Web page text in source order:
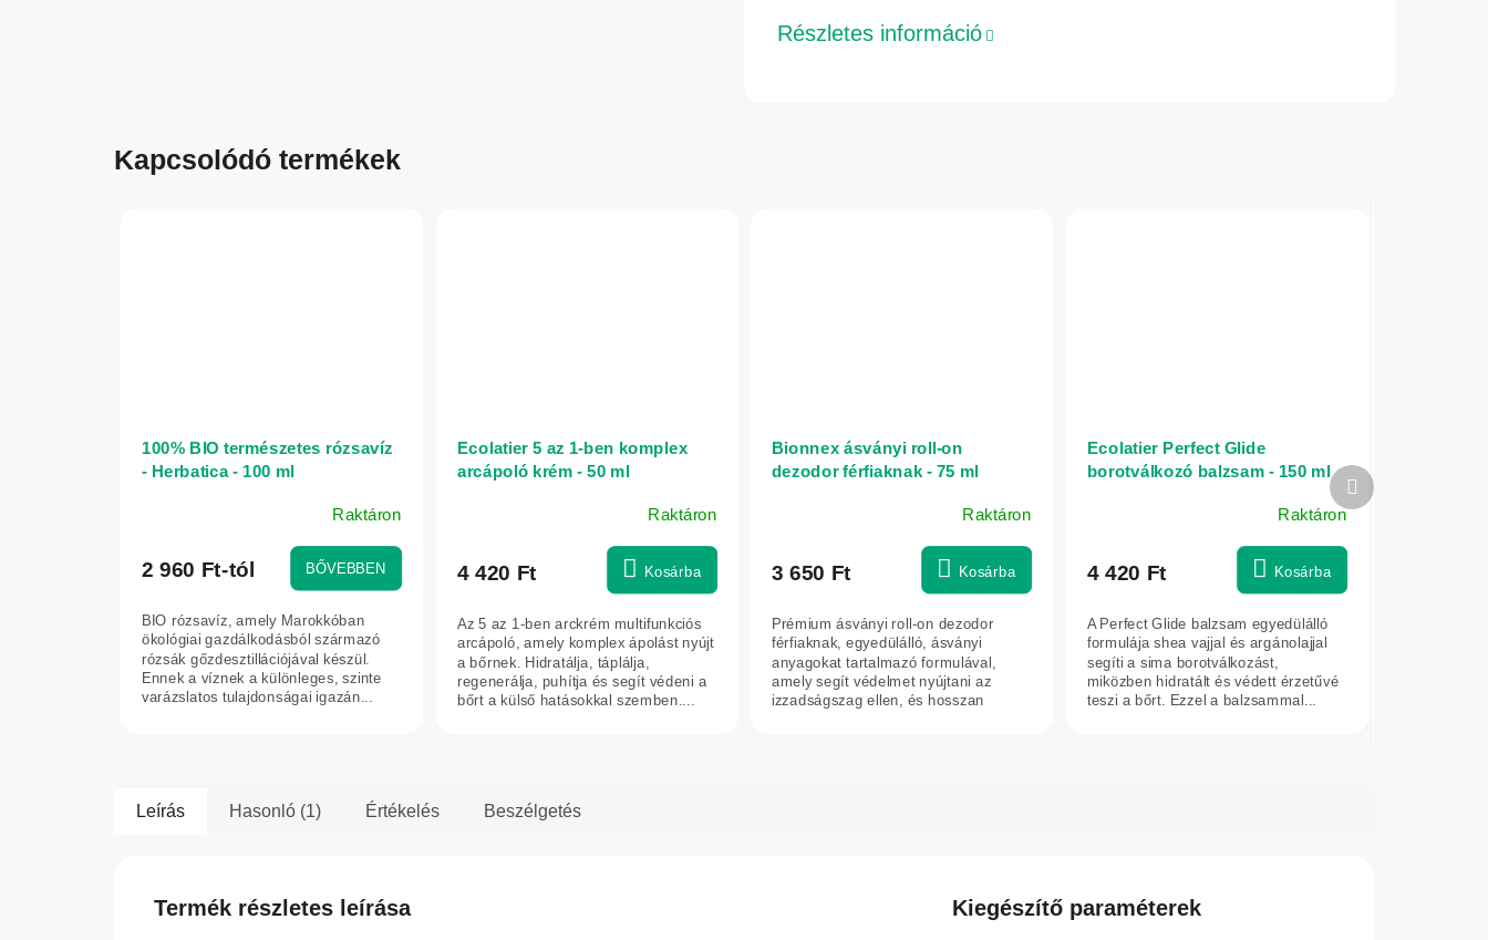
Részletes információ
Kapcsolódó termékek
100% BIO természetes rózsavíz
- Herbatica - 100 ml
átlagos
5-
ből
5,0
csillag.
Raktáron
2 960 Ft-tól BŐVEBBEN
BIO rózsavíz, amely Marokkóban
ökológiai gazdálkodásból származó
rózsák gőzdesztillációjával készül.
Ennek a víznek a különleges, szinte
varázslatos tulajdonságai igazán...
Ecolatier 5 az 1-ben komplex
arcápoló krém - 50 ml
Raktáron
4 420 Ft Kosárba
Az 5 az 1-ben arckrém multifunkciós
arcápoló, amely komplex ápolást nyújt
a bőrnek. Hidratálja, táplálja,
regenerálja, puhítja és segít védeni a
bőrt a külső hatásokkal szemben....
Bionnex ásványi roll-on
dezodor férfiaknak - 75 ml
Raktáron
3 650 Ft Kosárba
Prémium ásványi roll-on dezodor
férfiaknak, egyedülálló, ásványi
anyagokat tartalmazó formulával,
amely segít védelmet nyújtani az
izzadságszag ellen, és hosszan
Ecolatier Perfect Glide
borotválkozó balzsam - 150 ml
Raktáron
4 420 Ft Kosárba
A Perfect Glide balzsam egyedülálló
formulája shea vajjal és argánolajjal
segíti a sima borotválkozást,
miközben hidratált és védett érzetűvé
teszi a bőrt. Ezzel a balzsammal...
Következő
termék
Leírás Hasonló (1) Értékelés Beszélgetés
Termék részletes leírása Kiegészítő paraméterek